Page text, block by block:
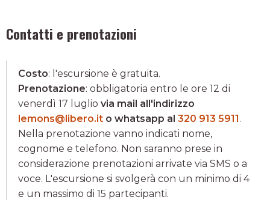
Contatti e prenotazioni
Costo: l'escursione è gratuita.
Prenotazione: obbligatoria entro le ore 12 di
venerdì 17 luglio via mail all'indirizzo
lemons@libero.it o whatsapp al 320 913 5911.
Nella prenotazione vanno indicati nome,
cognome e telefono. Non saranno prese in
considerazione prenotazioni arrivate via SMS o a
voce. L'escursione si svolgerà con un minimo di 4
e un massimo di 15 partecipanti.